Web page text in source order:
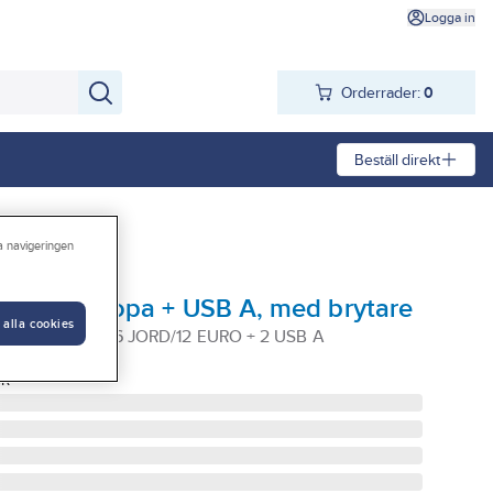
Logga in
Orderrader: 0
Beställ direkt
europa + USB A, med brytare
VIT BRYT 6 JORD/12 EURO + 2 USB A
navigeringen
alla cookies